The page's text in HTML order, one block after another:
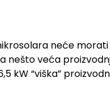
neće
veća
kW “viška”